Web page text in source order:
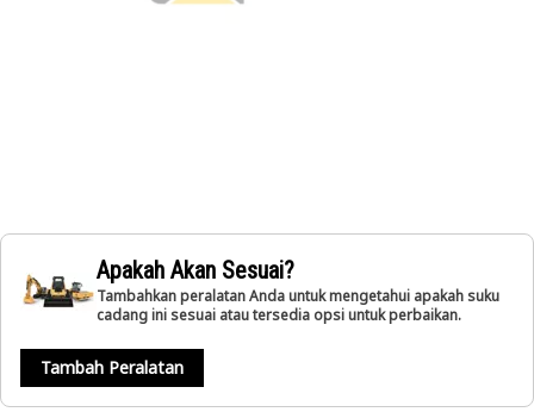
Apakah Akan Sesuai?
Tambahkan peralatan Anda untuk mengetahui apakah suku
cadang ini sesuai atau tersedia opsi untuk perbaikan.
Tambah Peralatan